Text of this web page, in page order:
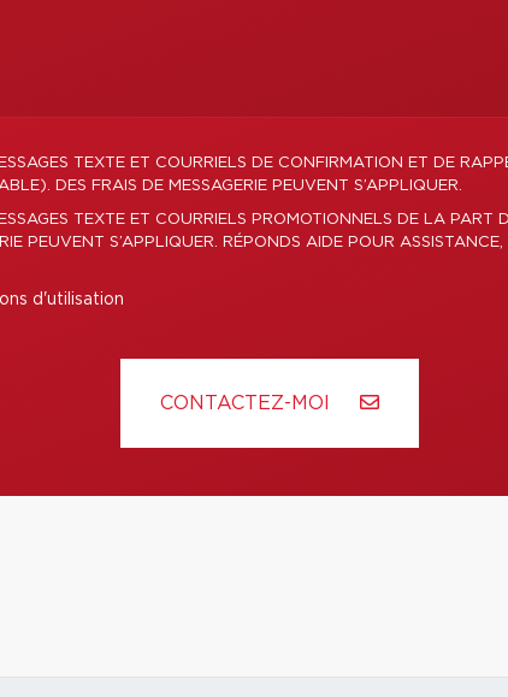
TEXTE ET COURRIELS DE CONFIRMATION ET DE
DES FRAIS DE MESSAGERIE PEUVENT S’APPLIQUER.
TEXTE ET COURRIELS PROMOTIONNELS DE LA PART
PEUVENT S’APPLIQUER. RÉPONDS AIDE POUR
d'utilisation
CONTACTEZ-MOI